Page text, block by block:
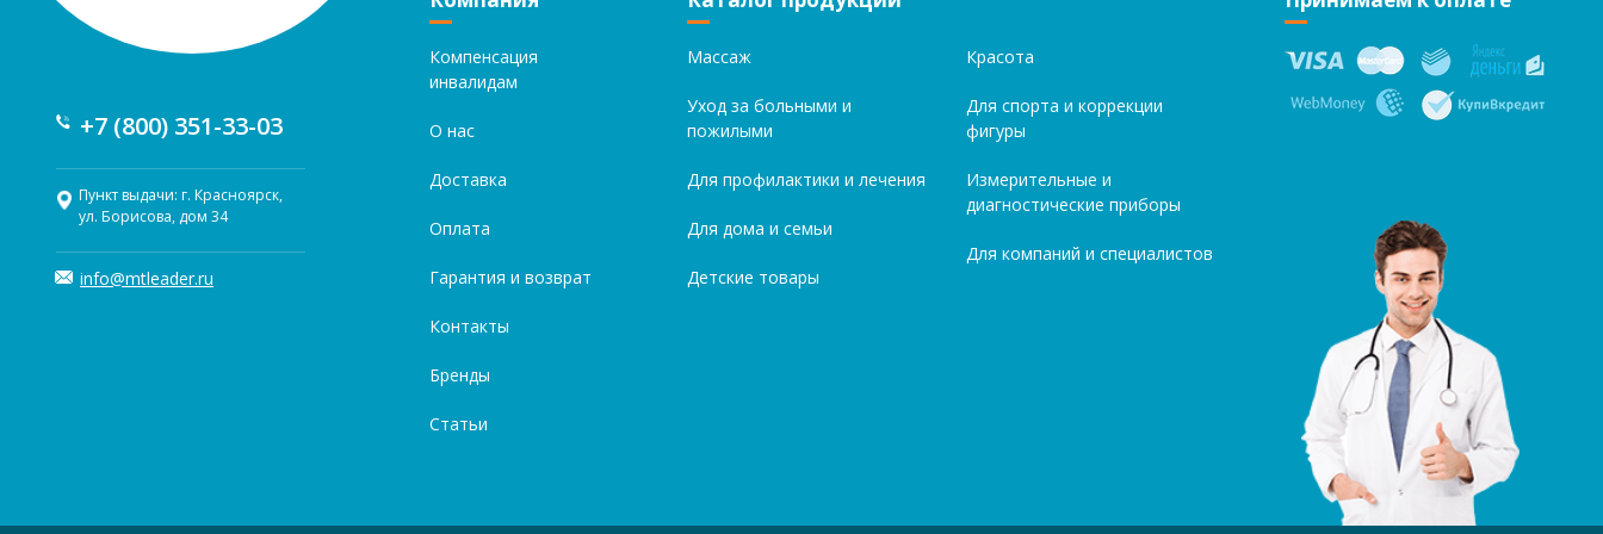
+7 (800) 351-33-03
Пункт выдачи: г. Красноярск,
ул. Борисова, дом 34
info@mtleader.ru
Компенсация
инвалидам
О нас
Доставка
Оплата
Гарантия и возврат
Контакты
Бренды
Статьи
Массаж
Уход за больными и
пожилыми
Для профилактики и лечения
Для дома и семьи
Детские товары
Красота
Для спорта и коррекции
фигуры
Измерительные и
диагностические приборы
Для компаний и специалистов